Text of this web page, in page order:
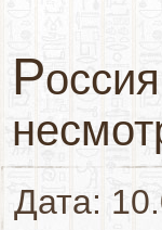
Р
Дата: